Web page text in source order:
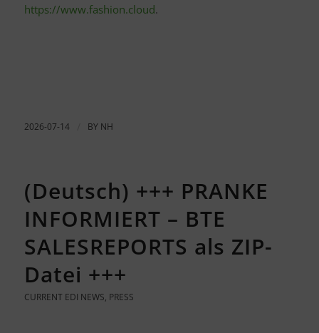
https://www.fashion.cloud.
2026-07-14 BY NH
(Deutsch) +++ PRANKE
INFORMIERT – BTE
SALESREPORTS als ZIP-
Datei +++
CURRENT EDI NEWS, PRESS